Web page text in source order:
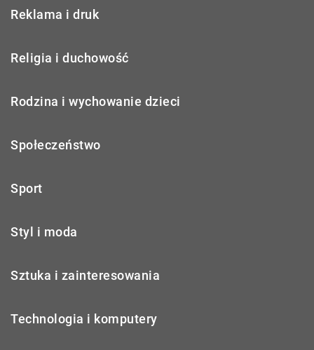
Reklama i druk
Religia i duchowość
Rodzina i wychowanie dzieci
Społeczeństwo
Sport
Styl i moda
Sztuka i zainteresowania
Technologia i komputery